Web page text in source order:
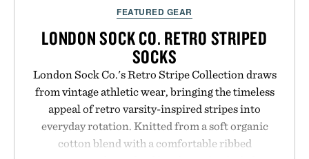
FEATURED GEAR
LONDON SOCK CO. RETRO STRIPED
SOCKS
London Sock Co.'s Retro Stripe Collection draws
from vintage athletic wear, bringing the timeless
appeal of retro varsity-inspired stripes into
everyday rotation. Knitted from a soft organic
cotton blend with a comfortable ribbed